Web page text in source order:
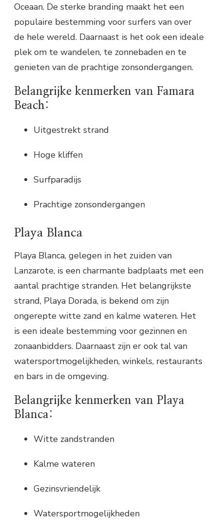
Oceaan. De sterke branding maakt het een
populaire bestemming voor surfers van over
de hele wereld. Daarnaast is het ook een ideale
plek om te wandelen, te zonnebaden en te
genieten van de prachtige zonsondergangen.
Belangrijke kenmerken van Famara
Beach:
Uitgestrekt strand
Hoge kliffen
Surfparadijs
Prachtige zonsondergangen
Playa Blanca
Playa Blanca, gelegen in het zuiden van
Lanzarote, is een charmante badplaats met een
aantal prachtige stranden. Het belangrijkste
strand, Playa Dorada, is bekend om zijn
ongerepte witte zand en kalme wateren. Het
is een ideale bestemming voor gezinnen en
zonaanbidders. Daarnaast zijn er ook tal van
watersportmogelijkheden, winkels, restaurants
en bars in de omgeving.
Belangrijke kenmerken van Playa
Blanca:
Witte zandstranden
Kalme wateren
Gezinsvriendelijk
Watersportmogelijkheden